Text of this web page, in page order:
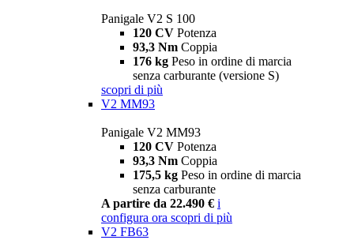
Panigale V2 S 100
120 CV Potenza
93,3 Nm Coppia
176 kg Peso in ordine di marcia
senza carburante (versione S)
scopri di più
V2 MM93
Panigale V2 MM93
120 CV Potenza
93,3 Nm Coppia
175,5 kg Peso in ordine di marcia
senza carburante
A partire da 22.490 € i
configura ora scopri di più
V2 FB63